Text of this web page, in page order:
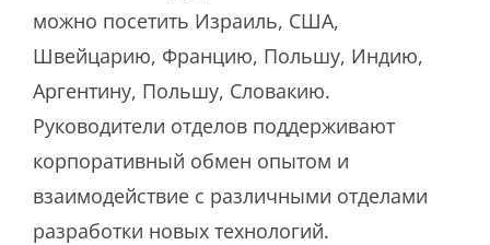
можно посетить Израиль, США,
Швейцарию, Францию, Польшу, Индию,
Аргентину, Польшу, Словакию.
Руководители отделов поддерживают
корпоративный обмен опытом и
взаимодействие с различными отделами
разработки новых технологий.